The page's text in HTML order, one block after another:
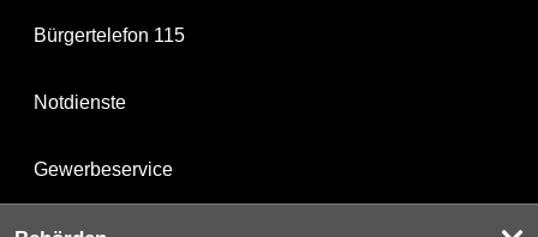
Bürgertelefon 115
Notdienste
Gewerbeservice